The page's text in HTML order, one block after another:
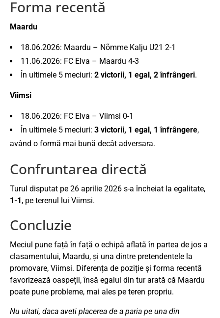
Forma recentă
Maardu
18.06.2026: Maardu – Nõmme Kalju U21 2-1
11.06.2026: FC Elva – Maardu 4-3
În ultimele 5 meciuri: 2 victorii, 1 egal, 2 înfrângeri.
Viimsi
18.06.2026: FC Elva – Viimsi 0-1
În ultimele 5 meciuri: 3 victorii, 1 egal, 1 înfrângere,
având o formă mai bună decât adversara.
Confruntarea directă
Turul disputat pe 26 aprilie 2026 s-a încheiat la egalitate,
1-1, pe terenul lui Viimsi.
Concluzie
Meciul pune față în față o echipă aflată în partea de jos a
clasamentului, Maardu, și una dintre pretendentele la
promovare, Viimsi. Diferența de poziție și forma recentă
favorizează oaspeții, însă egalul din tur arată că Maardu
poate pune probleme, mai ales pe teren propriu.
Nu uitati, daca aveti placerea de a paria pe una din